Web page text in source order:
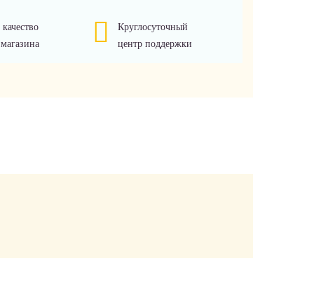
Круглосуточный
центр поддержки